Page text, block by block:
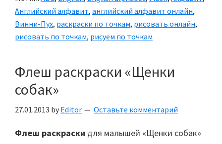
Английский алфавит, английский алфавит онлайн,
Винни-Пух, раскраски по точкам, рисовать онлайн,
рисовать по точкам, рисуем по точкам
Флеш раскраски «Щенки
собак»
27.01.2013 by Editor Оставьте комментарий
Флеш раскраски для малышей «Щенки собак»